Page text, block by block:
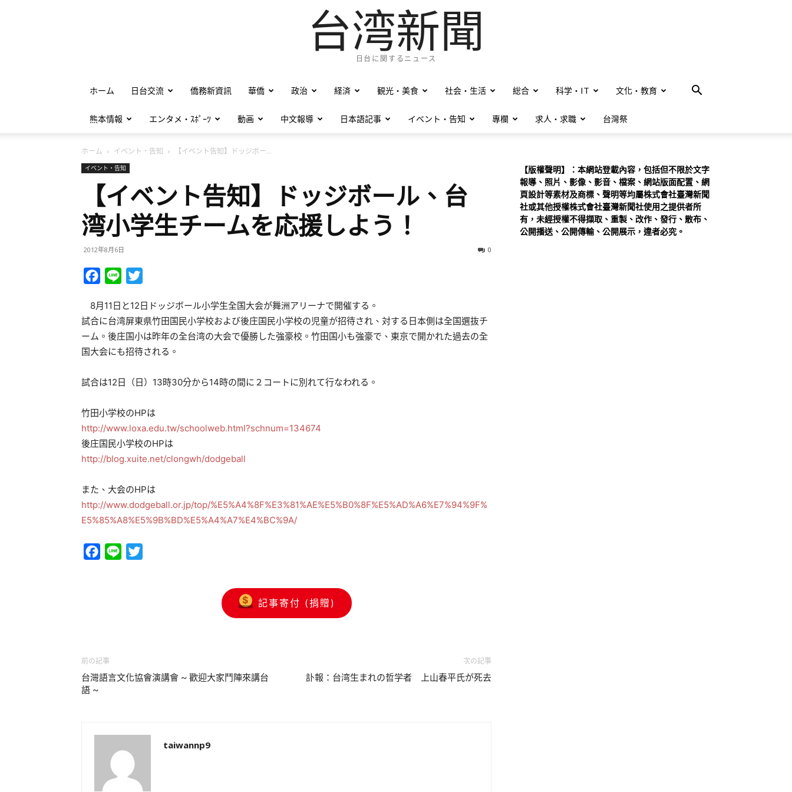
台湾新聞
日台に関するニュース
ホーム 日台交流 僑務新資訊 華僑 政治 経済 観光・美食 社会・生活 総合 科学・IT 文化・教育
熊本情報 エンタメ・ｽﾎﾟｰﾂ 動画 中文報導 日本語記事 イベント・告知 專欄 求人・求職 台灣祭
ホーム イベント・告知 【イベント告知】ドッジボー...
イベント・告知
【イベント告知】ドッジボール、台
湾小学生チームを応援しよう！
2012年8月6日 0
Facebook
Line
8月11日と12日ドッジボール小学生全国大会が舞洲アリーナで開催する。
試合に台湾屏東県竹田国民小学校および後庄国民小学校の児童が招待され、対する日本側は全国選抜チ
ーム。後庄国小は昨年の全台湾の大会で優勝した強豪校。竹田国小も強豪で、東京で開かれた過去の全
国大会にも招待される。
試合は12日（日）13時30分から14時の間に２コートに別れて行なわれる。
竹田小学校のHPは
http://www.loxa.edu.tw/schoolweb.html?schnum=134674
後庄国民小学校のHPは
http://blog.xuite.net/clongwh/dodgeball
また、大会のHPは
http://www.dodgeball.or.jp/top/%E5%A4%8F%E3%81%AE%E5%B0%8F%E5%AD%A6%E7%94%9F%
E5%85%A8%E5%9B%BD%E5%A4%A7%E4%BC%9A/
Facebook
Line
記事寄付 (捐贈)
前の記事
台灣語言文化協會演講會 ~ 歡迎大家鬥陣來講台
語 ~
次の記事
訃報：台湾生まれの哲学者 上山春平氏が死去
taiwannp9
【版權聲明】：本網站登載內容，包括但不限於文字
報導、照片、影像、影音、檔案、網站版面配置、網
頁設計等素材及商標、聲明等均屬株式會社臺灣新聞
社或其他授權株式會社臺灣新聞社使用之提供者所
有，未經授權不得擷取、重製、改作、發行、散布、
公開播送、公開傳輸、公開展示，違者必究。